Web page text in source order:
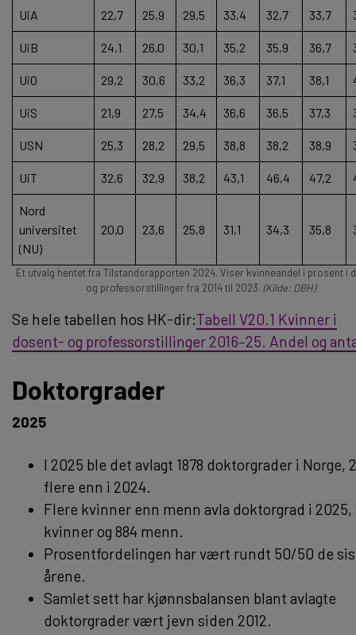
UiA 22,7 25,9 29,5 33,4 32,7 33,7
UiB 24,1 26,0 30,1 35,2 35,9 36,7
UiO 29,2 30,6 33,2 36,3 37,1 38,1
UiS 21,9 27,5 34,4 36,6 36,5 37,3
USN 25,3 28,2 29,5 38,8 38,2 38,9
UiT 32,6 32,9 38,2 43,1 46,4 47,2
Nord
universitet
(NU)
20,0 23,6 25,8 31,1 34,3 35,8
Et utvalg hentet fra Tilstandsrapporten 2024. Viser kvinneandel i prosent i
og professorstillinger fra 2014 til 2023. (Kilde: DBH)
Se hele tabellen hos HK-dir:Tabell V20.1 Kvinner i
dosent- og professorstillinger 2016–25. Andel og
Doktorgrader
2025
I 2025 ble det avlagt 1878 doktorgrader i Norge,
flere enn i 2024.
Flere kvinner enn menn avla doktorgrad i 2025,
kvinner og 884 menn.
Prosentfordelingen har vært rundt 50/50 de
årene.
Samlet sett har kjønnsbalansen blant avlagte
doktorgrader vært jevn siden 2012.